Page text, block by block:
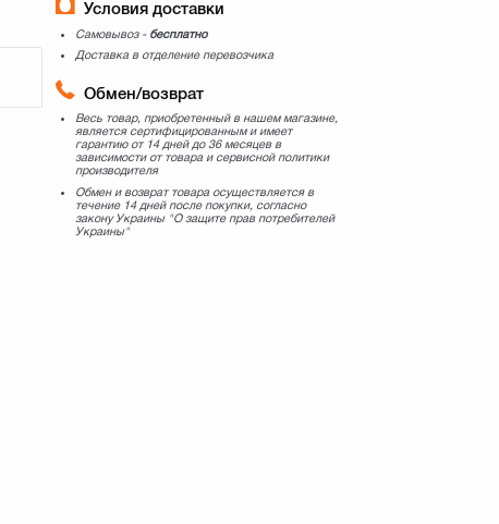
Условия доставки
Самовывоз - бесплатно
Доставка в отделение перевозчика
Обмен/возврат
Весь товар, приобретенный в нашем магазине,
является сертифицированным и имеет
гарантию от 14 дней до 36 месяцев в
зависимости от товара и сервисной политики
производителя
Обмен и возврат товара осуществляется в
течение 14 дней после покупки, согласно
закону Украины "О защите прав потребителей
Украины"